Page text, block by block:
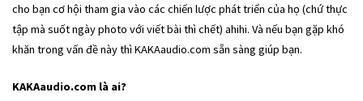
cho bạn cơ hội tham gia vào các chiến lược phát triển của họ (chứ thực
tập mà suốt ngày photo với viết bài thì chết) ahihi. Và nếu bạn gặp khó
khăn trong vấn đề này thì KAKAaudio.com sẵn sàng giúp bạn.
KAKAaudio.com là ai?